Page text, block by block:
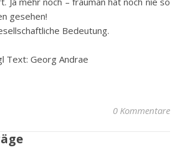
gesehen!
Bedeutung.
Text: Georg Andrae
0 Kommentare